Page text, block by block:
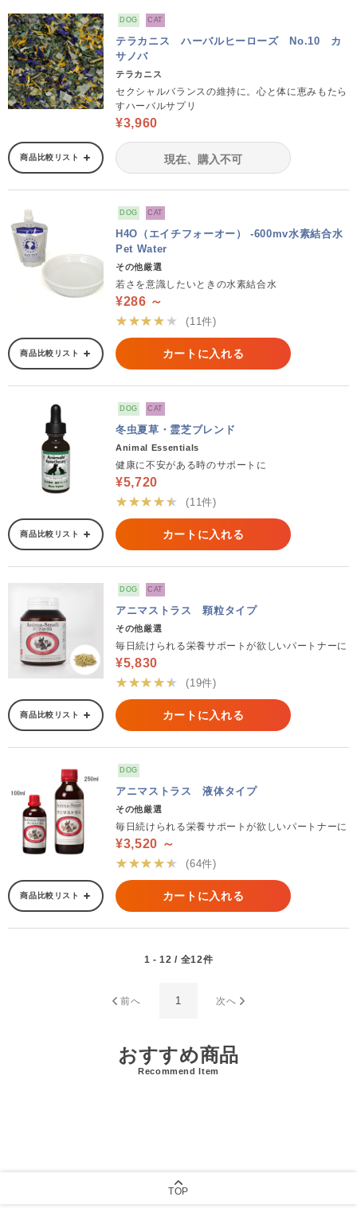
DOG CAT
テラカニス ハーバルヒーローズ No.10 カ
サノバ
テラカニス
セクシャルバランスの維持に。心と体に恵みもたら
すハーバルサプリ
¥3,960
商品比較リスト 現在、購入不可
DOG CAT
H4O（エイチフォーオー） -600mv水素結合水
Pet Water
その他厳選
若さを意識したいときの水素結合水
¥286 ～
★★★★★
(11件)
商品比較リスト カートに入れる
DOG CAT
冬虫夏草・霊芝ブレンド
Animal Essentials
健康に不安がある時のサポートに
¥5,720
★★★★★
(11件)
商品比較リスト カートに入れる
DOG CAT
アニマストラス 顆粒タイプ
その他厳選
毎日続けられる栄養サポートが欲しいパートナーに
¥5,830
★★★★★
(19件)
商品比較リスト カートに入れる
DOG
アニマストラス 液体タイプ
その他厳選
毎日続けられる栄養サポートが欲しいパートナーに
¥3,520 ～
★★★★★
(64件)
商品比較リスト カートに入れる
1 - 12 / 全12件
前へ 1 次へ
おすすめ商品
Recommend Item
TOP